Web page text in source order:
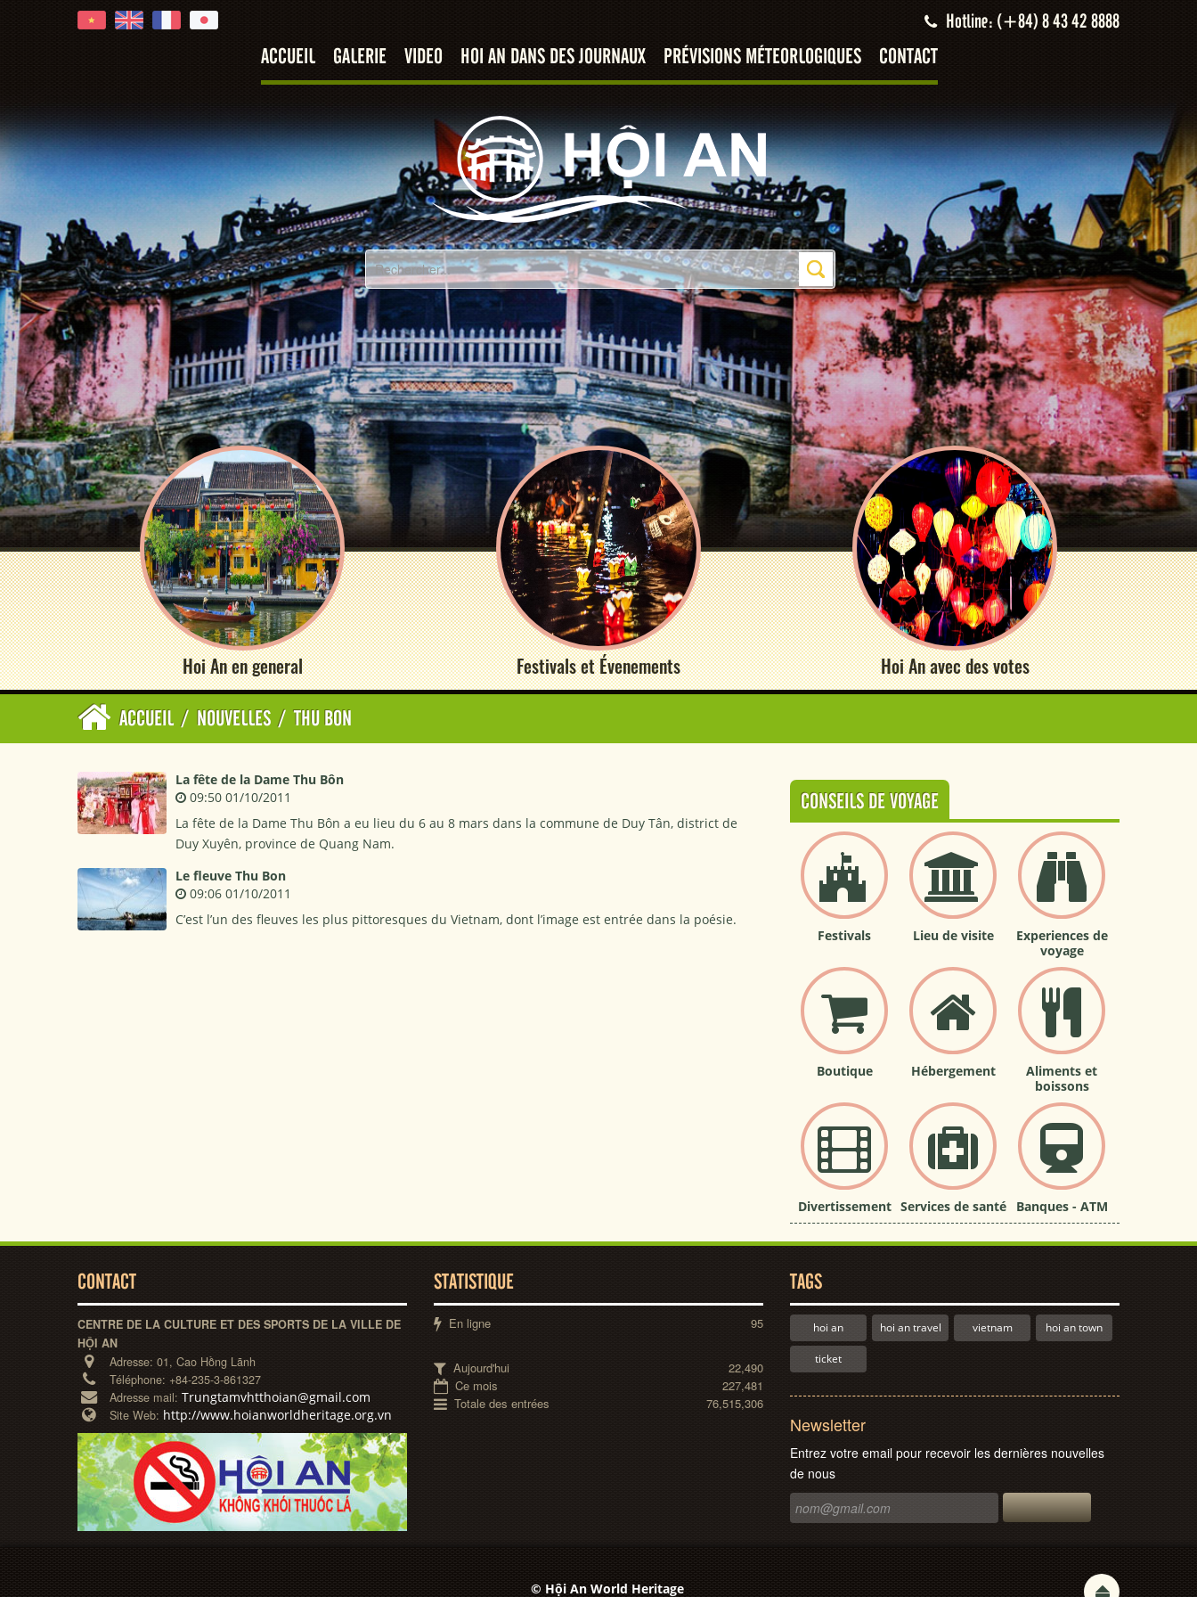
Hotline: (+84) 8 43 42 8888
ACCUEIL GALERIE VIDEO HOI AN DANS DES JOURNAUX PRÉVISIONS MÉTEORLOGIQUES CONTACT
Hoi An en general Festivals et Évenements Hoi An avec des votes
ACCUEIL / NOUVELLES / THU BON
La fête de la Dame Thu Bôn
09:50 01/10/2011
La fête de la Dame Thu Bôn a eu lieu du 6 au 8 mars dans la commune de Duy Tân, district de
Duy Xuyên, province de Quang Nam.
Le fleuve Thu Bon
09:06 01/10/2011
C’est l’un des fleuves les plus pittoresques du Vietnam, dont l’image est entrée dans la poésie.
CONSEILS DE VOYAGE
Festivals Lieu de visite
Experiences de
voyage
Boutique Hébergement
Aliments et
boissons
Divertissement Services de santé Banques - ATM
CONTACT
CENTRE DE LA CULTURE ET DES SPORTS DE LA VILLE DE
HỘI AN
Adresse: 01, Cao Hồng Lãnh
Téléphone: +84-235-3-861327
Adresse mail: Trungtamvhtthoian@gmail.com
Site Web: http://www.hoianworldheritage.org.vn
STATISTIQUE
En ligne 95
Aujourd'hui
22,490
Ce mois
227,481
Totale des entrées
76,515,306
TAGS
hoi an hoi an travel vietnam hoi an town
ticket
Newsletter
Entrez votre email pour recevoir les dernières nouvelles
de nous
© Hội An World Heritage